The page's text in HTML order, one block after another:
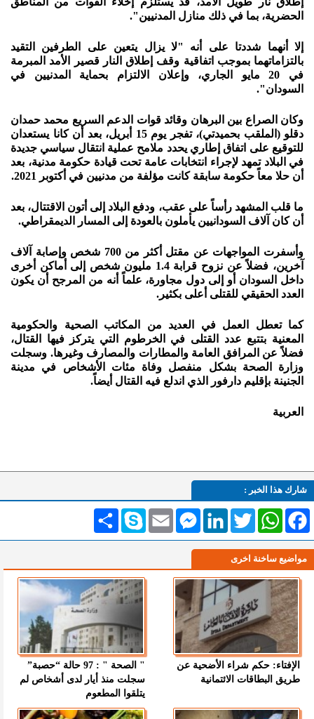
الحضرية، بما في ذلك منازل المدنيين".
إلا أنهما شددتا على أنه "لا يزال يتعين على الطرفين التقيد
بالتزاماتهما بموجب اتفاقية وقف إطلاق النار قصير الأمد المبرمة
في 20 مايو الجاري، وإعلان الالتزام بحماية المدنيين في
السودان".
وكان الصراع بين البرهان وقائد قوات الدعم السريع محمد حمدان
دقلو (الملقب بحميدتي)، تفجر يوم 15 أبريل، بعد أن كانا يستعدان
للتوقيع على اتفاق إطاري يحدد ملامح عملية انتقال سياسي جديدة
في البلاد تمهد لإجراء انتخابات عامة تحت قيادة حكومة مدنية، بعد
أن حلا معاً حكومة سابقة كانت مؤلفة من مدنيين في أكتوبر 2021.
ما قلب المشهد رأساً على عقب، ودفع البلاد إلى أتون الاقتتال، بعد
أن كان آلاف السودانيين يأملون بالعودة إلى المسار الديمقراطي.
وأسفرت المواجهات عن مقتل أكثر من 700 شخص وإصابة آلاف
آخرين، فضلاً عن نزوح قرابة 1.4 مليون شخص إلى أماكن أخرى
داخل السودان أو إلى دول مجاورة، علماً أنه من المرجح أن يكون
العدد الحقيقي للقتلى أعلى بكثير.
كما تعطل العمل في العديد من المكاتب الصحية والحكومية
المعنية بتتبع عدد القتلى في الخرطوم التي يتركز فيها القتال،
فضلاً عن المرافق العامة والمطارات والمصارف وغيرها. وسجلت
وزارة الصحة بشكل منفصل وفاة مئات الأشخاص في مدينة
الجنينة بإقليم دارفور الذي اندلع فيه القتال أيضاً.
العربية
شارك هذا الخبر :
انشر Skype Email
MessengerLinkedInTwitterWhatsAppFacebook
مواضيع ساخنة اخرى
الإفتاء: حكم شراء الأضحية عن
طريق البطاقات الائتمانية
" الصحة " : 97 حالة “حصبة”
سجلت منذ أيار لدى أشخاص لم
يتلقوا المطعوم